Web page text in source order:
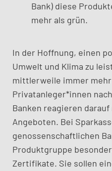
Bank) diese
mehr als grün.
In der Hoffnung, einen
Umwelt und Klima zu
mittlerweile immer
Privatanleger*innen
Banken reagieren
Angeboten. Bei
genossenschaftlichen
Produktgruppe
Zertifikate. Sie sollen